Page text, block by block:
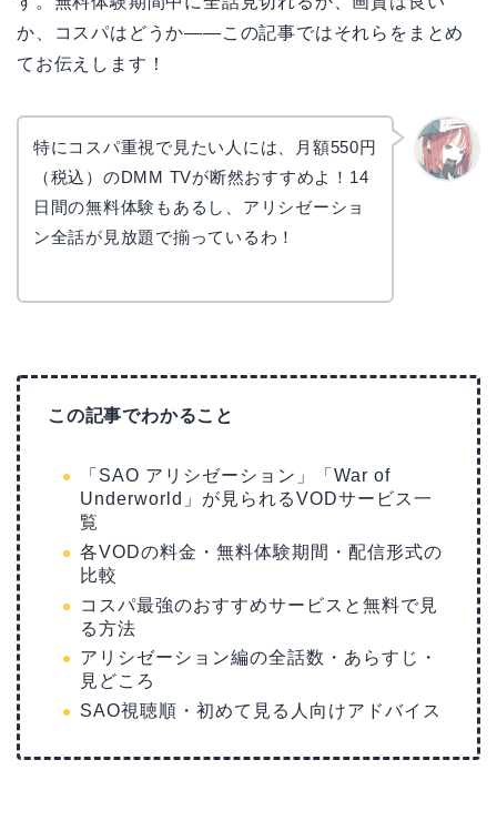
か、コスパはどうか——この記事ではそれらをまとめ
てお伝えします！
特にコスパ重視で見たい人には、月額550円
（税込）のDMM TVが断然おすすめよ！14
日間の無料体験もあるし、アリシゼーショ
ン全話が見放題で揃っているわ！
この記事でわかること
「SAO アリシゼーション」「War of
Underworld」が見られるVODサービス一
覧
各VODの料金・無料体験期間・配信形式の
比較
コスパ最強のおすすめサービスと無料で見
る方法
アリシゼーション編の全話数・あらすじ・
見どころ
SAO視聴順・初めて見る人向けアドバイス